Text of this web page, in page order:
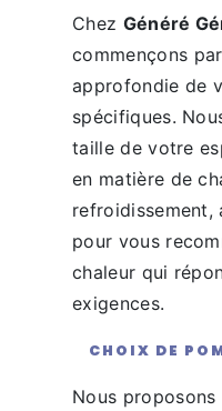
Chez Généré
commençons
approfondie de
spécifiques.
taille de votre
en matière de
refroidissement,
pour vous
chaleur qui
exigences.
CHOIX DE
Nous proposons